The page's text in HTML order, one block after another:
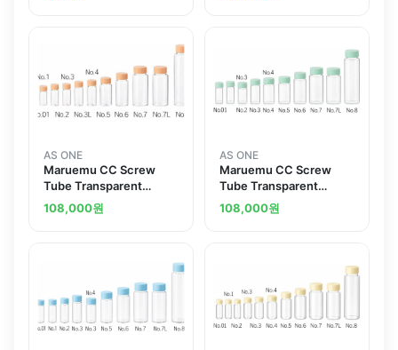
AS ONE
Maruemu CC Screw
Tube Transparent
Orange Cap 3.5mLand
others
108,000원
AS ONE
Maruemu CC Screw
Tube Transparent
Green Cap 3.5mLand
others
108,000원